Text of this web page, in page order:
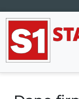
Main